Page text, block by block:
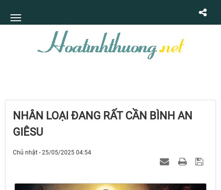
NHÂN LOẠI ĐANG RẤT CẦN BÌNH AN
GIÊSU
Chủ nhật - 25/05/2025 04:54